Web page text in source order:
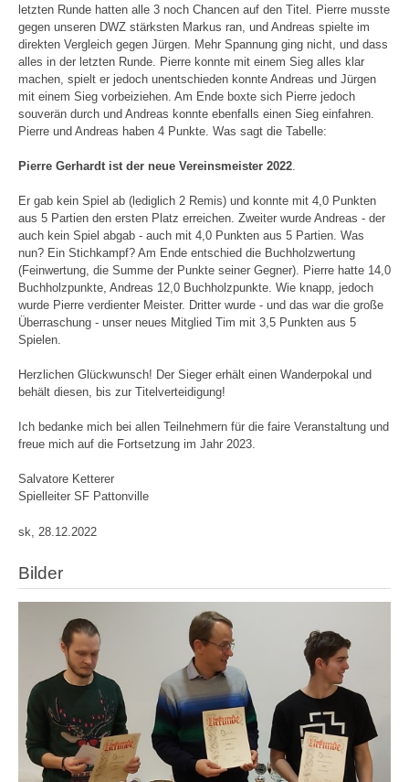
letzten Runde hatten alle 3 noch Chancen auf den Titel. Pierre musste
gegen unseren DWZ stärksten Markus ran, und Andreas spielte im
direkten Vergleich gegen Jürgen. Mehr Spannung ging nicht, und dass
alles in der letzten Runde. Pierre konnte mit einem Sieg alles klar
machen, spielt er jedoch unentschieden konnte Andreas und Jürgen
mit einem Sieg vorbeiziehen. Am Ende boxte sich Pierre jedoch
souverän durch und Andreas konnte ebenfalls einen Sieg einfahren.
Pierre und Andreas haben 4 Punkte. Was sagt die Tabelle:
Pierre Gerhardt ist der neue Vereinsmeister 2022
Er gab kein Spiel ab (lediglich 2 Remis) und konnte mit 4,0 Punkten
aus 5 Partien den ersten Platz erreichen. Zweiter wurde Andreas - der
auch kein Spiel abgab - auch mit 4,0 Punkten aus 5 Partien. Was
nun? Ein Stichkampf? Am Ende entschied die Buchholzwertung
(Feinwertung, die Summe der Punkte seiner Gegner). Pierre hatte 14,0
Buchholzpunkte, Andreas 12,0 Buchholzpunkte. Wie knapp, jedoch
wurde Pierre verdienter Meister. Dritter wurde - und das war die große
Überraschung - unser neues Mitglied Tim mit 3,5 Punkten aus 5
Spielen.
Herzlichen Glückwunsch! Der Sieger erhält einen Wanderpokal und
behält diesen, bis zur Titelverteidigung!
Ich bedanke mich bei allen Teilnehmern für die faire Veranstaltung und
freue mich auf die Fortsetzung im Jahr 2023.
Salvatore Ketterer
Spielleiter SF Pattonville
sk, 28.12.2022
Bilder